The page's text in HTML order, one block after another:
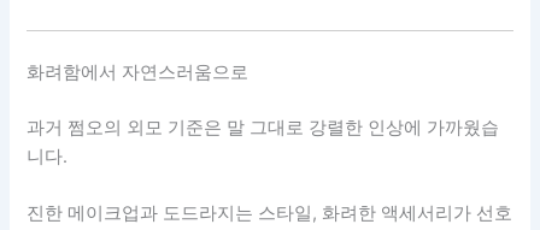
화려함에서 자연스러움으로
과거 쩜오의 외모 기준은 말 그대로 강렬한 인상에 가까웠습
니다.
진한 메이크업과 도드라지는 스타일, 화려한 액세서리가 선호